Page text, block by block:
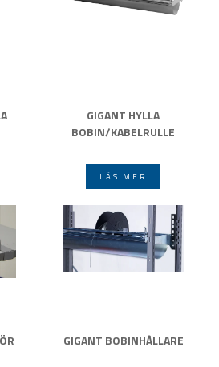
GIGANT HYLLA
BOBIN/KABELRULLE
LÄS MER
GIGANT BOBINHÅLLARE